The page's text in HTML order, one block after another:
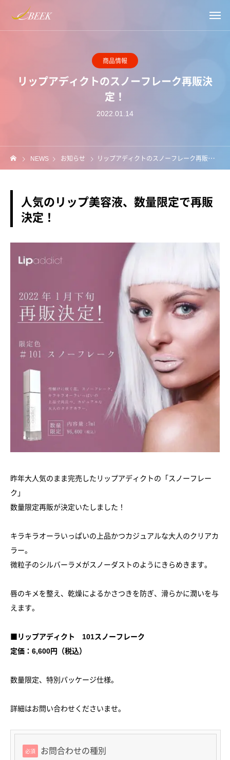
商品情報
リップアディクトのスノーフレーク再販決
定！
2022.01.14
NEWS お知らせ リップアディクトのスノーフレーク再販決定！
人気のリップ美容液、数量限定で再販
決定！
昨年大人気のまま完売したリップアディクトの「スノーフレー
ク」
数量限定再販が決定いたしました！
キラキラオーラいっぱいの上品かつカジュアルな大人のクリアカ
ラー。
微粒子のシルバーラメがスノーダストのようにきらめきます。
唇のキメを整え、乾燥によるかさつきを防ぎ、滑らかに潤いを与
えます。
■リップアディクト 101スノーフレーク
定価：6,600円（税込）
数量限定、特別パッケージ仕様。
詳細はお問い合わせくださいませ。
必須
お問合わせの種別